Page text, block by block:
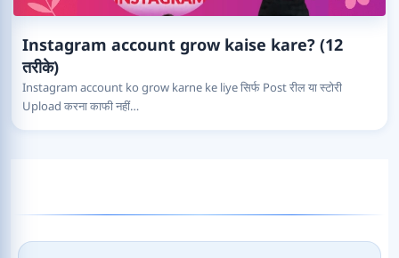
Instagram account grow kaise kare? (12
तरीके)
Instagram account ko grow karne ke liye सिर्फ Post रील या स्टोरी
Upload करना काफी नहीं…